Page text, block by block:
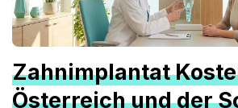
Zahnimplantat
Österreich und der